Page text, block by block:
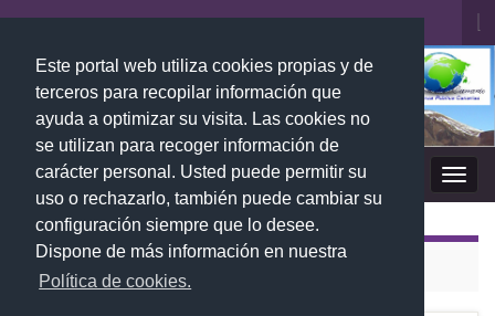
Este portal web utiliza cookies propias y de
terceros para recopilar información que
ayuda a optimizar su visita. Las cookies no
se utilizan para recoger información de
carácter personal. Usted puede permitir su
uso o rechazarlo, también puede cambiar su
configuración siempre que lo desee.
Dispone de más información en nuestra
Política de cookies.
el
de
Search for:
la
EL RINCÓN DEL CANARIO (2)
ARCHIVO DE